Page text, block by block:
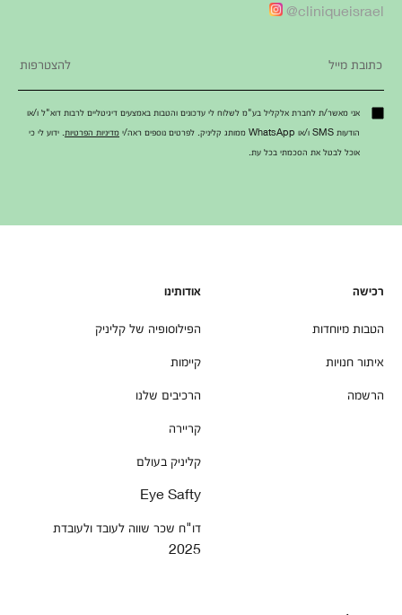
cliniqueisrael@
אני מאשר/ת לחברת אלקליל בע"מ לשלוח לי עדכונים והטבות באמצעים דיגיטליים לרבות דוא"ל ו/או
הודעות SMS ו/או WhatsApp ממותג קליניק. לפרטים נוספים ראה/י
מדיניות הפרטיות . ידוע לי כי
אוכל לבטל את הסכמתי בכל עת.
רכישה
הטבות מיוחדות
איתור חנויות
הרשמה
אודותינו
הפילוסופיה של קליניק
קיימות
הרכיבים שלנו
קריירה
קליניק בעולם
Eye Safty
דו"ח שכר שווה לעובד ולעובדת
2025